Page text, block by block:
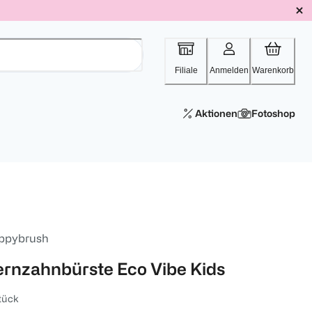
Filiale Anmelden Warenkorb
Aktionen Fotoshop
Eco Vibe Kids